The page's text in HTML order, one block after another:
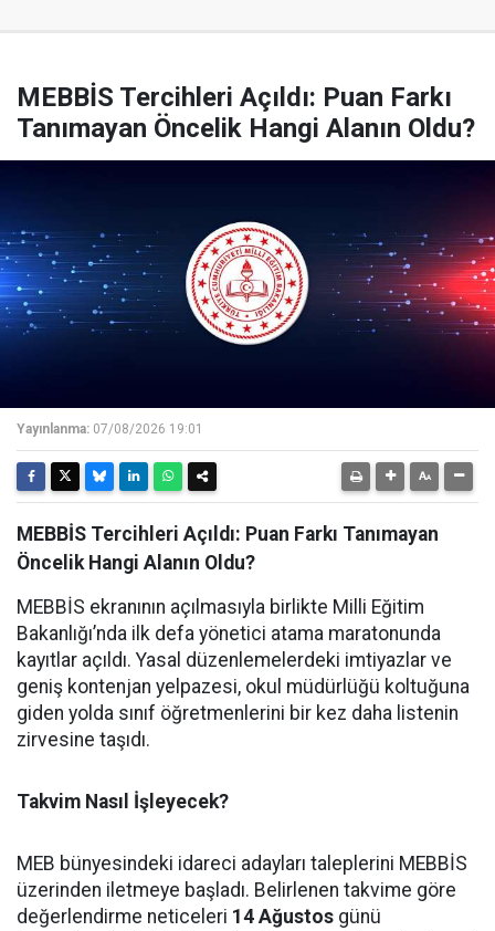
MEBBİS Tercihleri Açıldı: Puan Farkı
Tanımayan Öncelik Hangi Alanın Oldu?
Yayınlanma: 07/08/2026 19:01
MEBBİS Tercihleri Açıldı: Puan Farkı Tanımayan
Öncelik Hangi Alanın Oldu?
MEBBİS ekranının açılmasıyla birlikte Milli Eğitim
Bakanlığı’nda ilk defa yönetici atama maratonunda
kayıtlar açıldı. Yasal düzenlemelerdeki imtiyazlar ve
geniş kontenjan yelpazesi, okul müdürlüğü koltuğuna
giden yolda sınıf öğretmenlerini bir kez daha listenin
zirvesine taşıdı.
Takvim Nasıl İşleyecek?
MEB bünyesindeki idareci adayları taleplerini MEBBİS
üzerinden iletmeye başladı. Belirlenen takvime göre
değerlendirme neticeleri 14 Ağustos günü